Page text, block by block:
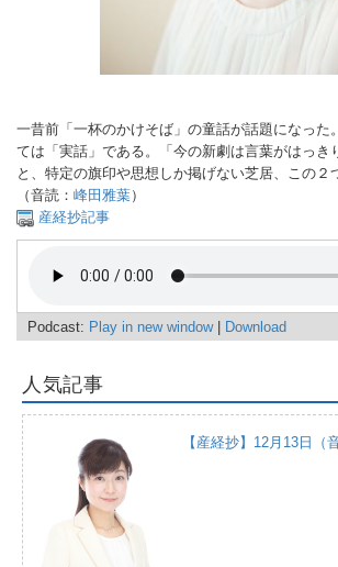
一昔前「一杯のかけそば」の童話が話題になった
ては「実話」である。「今の新劇は言葉がはっき
と、特定の旗印や思想しか掲げない芝居、この２
（音読： 峰田雅葉）
産経抄記事
Podcast: Play in new window| Download
人気記事
【産経抄】12月13日（